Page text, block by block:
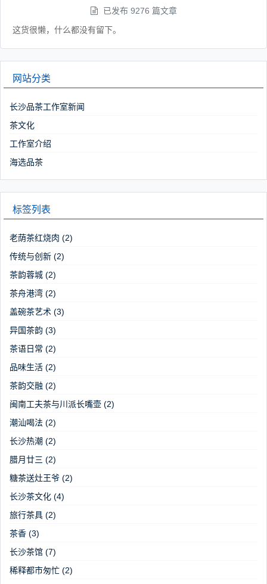
已发布 9276 篇文章
这货很懒，什么都没有留下。
网站分类
长沙品茶工作室新闻
茶文化
工作室介绍
海选品茶
标签列表
老荫茶红烧肉 (2)
传统与创新 (2)
茶韵蓉城 (2)
茶舟港湾 (2)
盖碗茶艺术 (3)
异国茶韵 (3)
茶语日常 (2)
品味生活 (2)
茶韵交融 (2)
闽南工夫茶与川派长嘴壶 (2)
潮汕喝法 (2)
长沙热潮 (2)
腊月廿三 (2)
糖茶送灶王爷 (2)
长沙茶文化 (4)
旅行茶具 (2)
茶香 (3)
长沙茶馆 (7)
稀释都市匆忙 (2)